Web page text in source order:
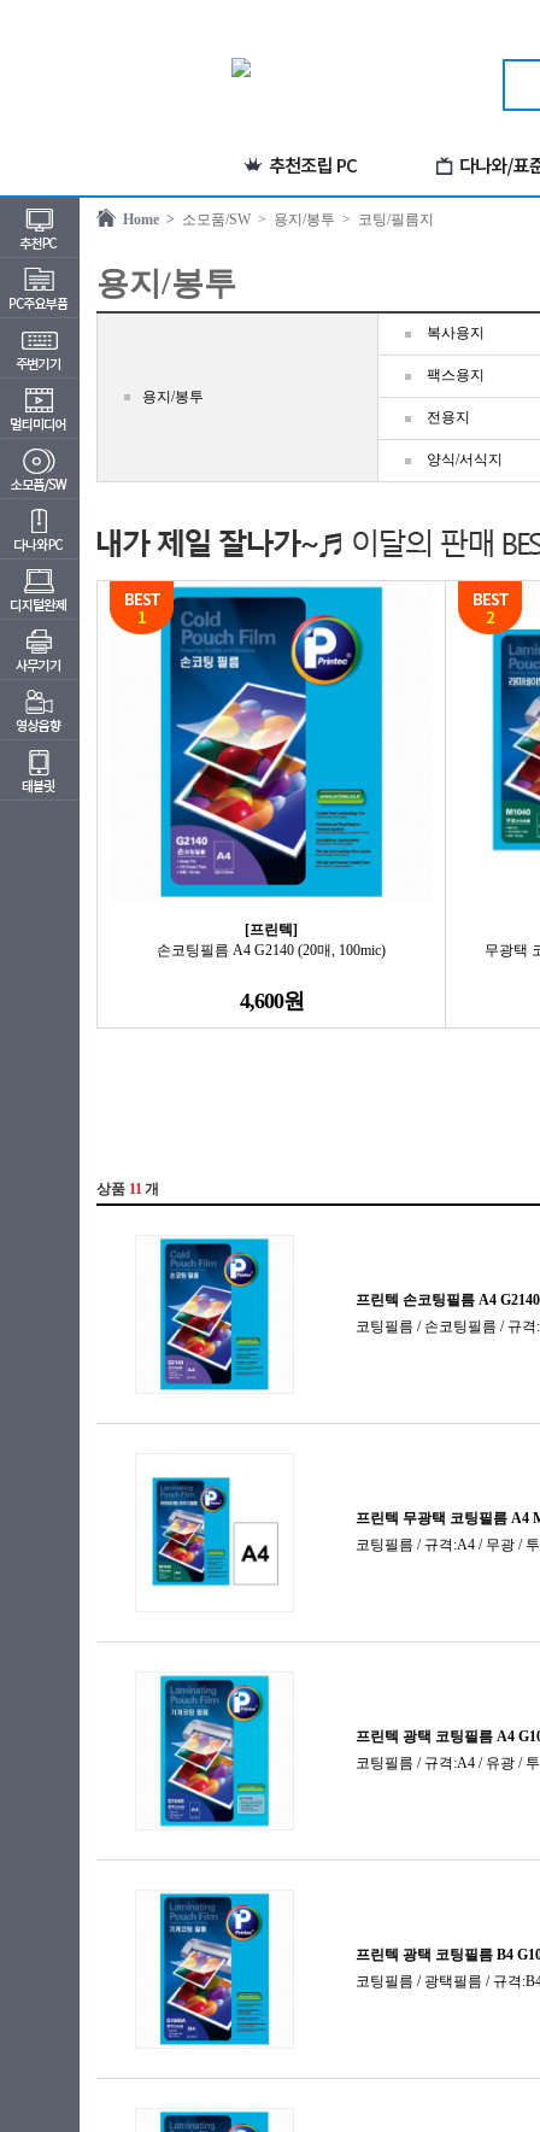
Home > 소모품/SW > 용지/봉투 > 코팅/필름지
용지/봉투
용지/봉투
복사용지
팩스용지
전용지
양식/서식지
[프린텍]
손코팅필름 A4 G2140 (20매, 100mic)
4,600원
무광택